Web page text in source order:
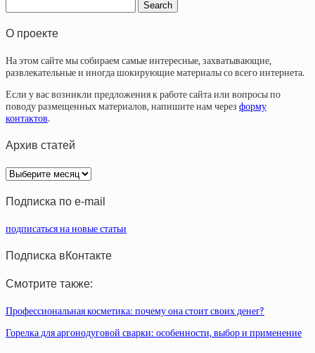
О проекте
На этом сайте мы собираем самые интересные, захватывающие,
развлекательные и иногда шокирующие материалы со всего интернета.
Если у вас возникли предложения к работе сайта или вопросы по
поводу размещенных материалов, напишите нам через форму
контактов.
Архив статей
Архив
статей
Подписка по e-mail
подписаться на новые статьи
Подписка вКонтакте
Смотрите также:
Профессиональная косметика: почему она стоит своих денег?
Горелка для аргонодуговой сварки: особенности, выбор и применение